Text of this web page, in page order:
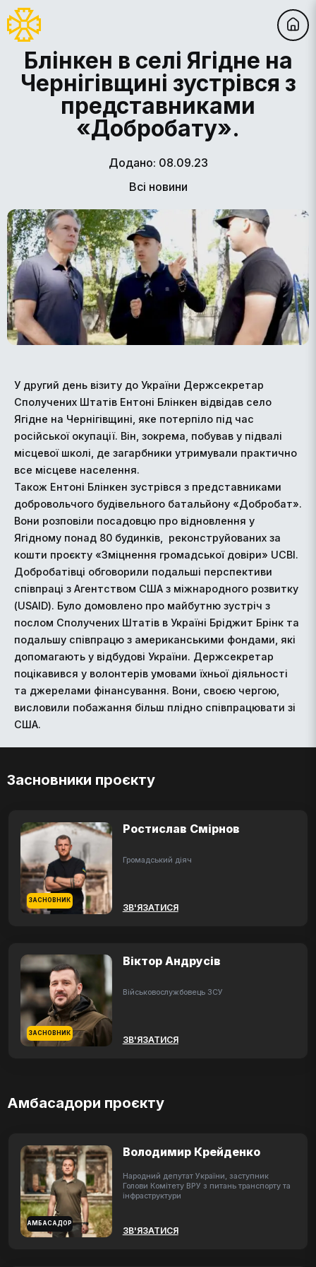
Блінкен в селі Ягідне на
Чернігівщині зустрівся з
представниками
«Добробату».
Додано: 08.09.23
Всі новини
У другий день візиту до України Держсекретар
Сполучених Штатів Ентоні Блінкен відвідав село
Ягідне на Чернігівщині, яке потерпіло під час
російської окупації. Він, зокрема, побував у підвалі
місцевої школі, де загарбники утримували практично
все місцеве населення.
Також Ентоні Блінкен зустрівся з представниками
добровольчого будівельного батальйону «Добробат».
Вони розповіли посадовцю про відновлення у
Ягідному понад 80 будинків, реконструйованих за
кошти проєкту «Зміцнення громадської довіри» UCBI.
Добробатівці обговорили подальші перспективи
співпраці з Агентством США з міжнародного розвитку
(USAID). Було домовлено про майбутню зустріч з
послом Сполучених Штатів в Україні Бріджит Брінк та
подальшу співпрацю з американськими фондами, які
допомагають у відбудові України. Держсекретар
поцікавився у волонтерів умовами їхньої діяльності
та джерелами фінансування. Вони, своєю чергою,
висловили побажання більш плідно співпрацювати зі
США.
Засновники проєкту
ЗАСНОВНИК
Ростислав Смірнов
Громадський діяч
ЗВ'ЯЗАТИСЯ
ЗАСНОВНИК
Віктор Андрусів
Військовослужбовець ЗСУ
ЗВ'ЯЗАТИСЯ
Амбасадори проєкту
АМБАСАДОР
Володимир Крейденко
Народний депутат України, заступник
Голови Комітету ВРУ з питань транспорту та
інфраструктури
ЗВ'ЯЗАТИСЯ